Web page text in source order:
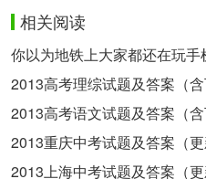
相关阅读
你以为地铁上大家都还在玩手
2013高考理综试题及答案（含
2013高考语文试题及答案（含
2013重庆中考试题及答案（更
2013上海中考试题及答案（更